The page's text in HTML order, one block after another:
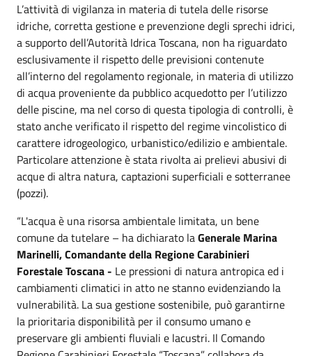
L’attività di vigilanza in materia di tutela delle risorse
idriche, corretta gestione e prevenzione degli sprechi idrici,
a supporto dell’Autorità Idrica Toscana, non ha riguardato
esclusivamente il rispetto delle previsioni contenute
all’interno del regolamento regionale, in materia di utilizzo
di acqua proveniente da pubblico acquedotto per l’utilizzo
delle piscine, ma nel corso di questa tipologia di controlli, è
stato anche verificato il rispetto del regime vincolistico di
carattere idrogeologico, urbanistico/edilizio e ambientale.
Particolare attenzione è stata rivolta ai prelievi abusivi di
acque di altra natura, captazioni superficiali e sotterranee
(pozzi).
“L'acqua è una risorsa ambientale limitata, un bene
comune da tutelare – ha dichiarato laGenerale Marina
Marinelli, Comandante della Regione Carabinieri
Forestale Toscana - Le pressioni di natura antropica ed i
cambiamenti climatici in atto ne stanno evidenziando la
vulnerabilità. La sua gestione sostenibile, può garantirne
la prioritaria disponibilità per il consumo umano e
preservare gli ambienti fluviali e lacustri. Il Comando